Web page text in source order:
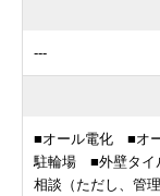
---
■オール電化 ■オ
駐輪場 ■外壁タイ
相談（ただし、管